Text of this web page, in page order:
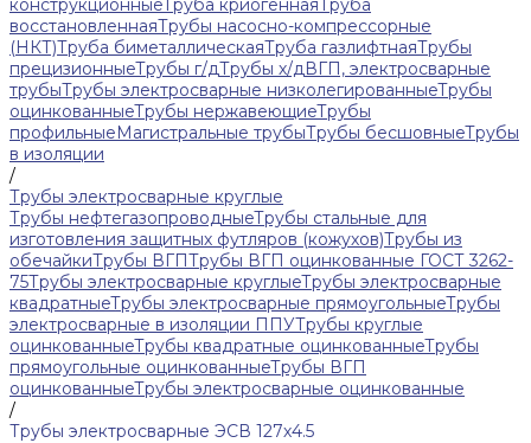
конструкционныеТруба криогеннаяТруба
восстановленнаяТрубы насосно-компрессорные
(НКТ)Труба биметаллическаяТруба газлифтнаяТрубы
прецизионныеТрубы г/дТрубы х/дВГП, электросварные
трубыТрубы электросварные низколегированныеТрубы
оцинкованныеТрубы нержавеющиеТрубы
профильныеМагистральные трубыТрубы бесшовныеТрубы
в изоляции
/
Трубы электросварные круглые
Трубы нефтегазопроводныеТрубы стальные для
изготовления защитных футляров (кожухов)Трубы из
обечайкиТрубы ВГПТрубы ВГП оцинкованные ГОСТ 3262-
75Трубы электросварные круглыеТрубы электросварные
квадратныеТрубы электросварные прямоугольныеТрубы
электросварные в изоляции ППУТрубы круглые
оцинкованныеТрубы квадратные оцинкованныеТрубы
прямоугольные оцинкованныеТрубы ВГП
оцинкованныеТрубы электросварные оцинкованные
/
Трубы электросварные ЭСВ 127х4.5